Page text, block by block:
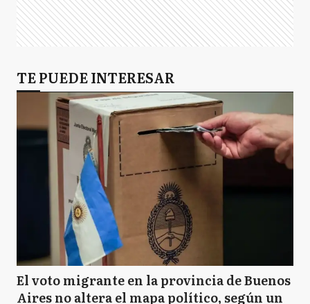
TE PUEDE INTERESAR
El voto migrante en la provincia de Buenos
Aires no altera el mapa político, según un